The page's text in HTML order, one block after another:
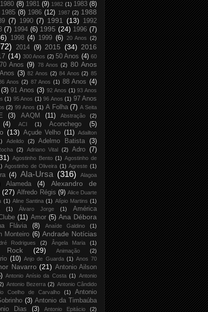
1980 (8) 1981 (9) 1982 (1) 1983 (8)
1985 (8) 1986 (12) 1987 (2) 1988
(7) 1990 (7) 1991 (13)
1992
(7) 1994 (6) 1995 (24) 1996 (7)
1998 (4) 1999 (6) 20 Anos (2)
2014 (9) 2015 (34) 2016
(14) 300 Anos (2) 50 Anos (4) 60
70 Anos (9) 78 Anos (2) 80 Anos
(3) 82 Anos (2) 84 Anos (2) 85
Anos (2) 87 Anos (1) 88 Anos (4)
(3) 91 Anos (3) 92 Anos (1) 93 Anos
(1) 95 Anos (1) 96 Anos (1) 97 Anos
(2) 99 Anos (1) A Folha (7) A Seita
(3) AAQM (11) Abstração (2)
(4) ACI (1) Aconchego (5)
(13) Açude Velho (11) Adailton
Adeildo (2) Adelmo Batista (3)
(2) Adriano Vital (2) Adro (7)
Agostinho Bento (1) Agostinho de
Agostinho de Oliveira (1) Agreste (1)
(4) Ala-Ursa (316)
Alagoa
Alameda (4)
Alexandro de
(27) Alfredo Régis (9) Alice Duarte
(1) Aline Santina (1) Alípio Martins (1)
(1) Álvaro Jorge (1)
América
(11) Amor (5) Ana Débora
Flávia (8) Anaíde Galdino (1)
Monteiro (6) Andrade Notícias
Rodrigues (2) Ângela Maria (1)
Rock (29) Animação (2)
(10) Anjo de Guarda (1) Anos 70
Navarro (21) Antonio Ailson
Antonio Anísio da Costa (1) Antonio
Antonio Bezerra (2) Antonio Cândido
Coelho de Carvalho (1)
Antonio
(3) Antonio da Timbaúba
Dias (3) Antonio Epitácio (2)